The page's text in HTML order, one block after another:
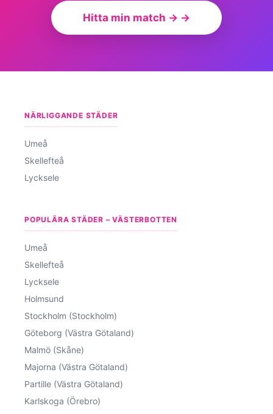
Hitta min match → →
NÄRLIGGANDE STÄDER
Umeå
Skellefteå
Lycksele
POPULÄRA STÄDER – VÄSTERBOTTEN
Umeå
Skellefteå
Lycksele
Holmsund
Stockholm (Stockholm)
Göteborg (Västra Götaland)
Malmö (Skåne)
Majorna (Västra Götaland)
Partille (Västra Götaland)
Karlskoga (Örebro)